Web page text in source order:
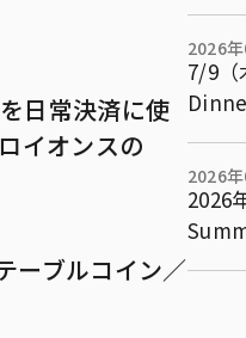
日常決済に使
イオンスの
ーブルコイン／
ネル
2026
7/9
2026
2026